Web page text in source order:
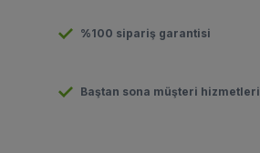
%100 sipariş garantisi
Baştan sona müşteri hizmetleri